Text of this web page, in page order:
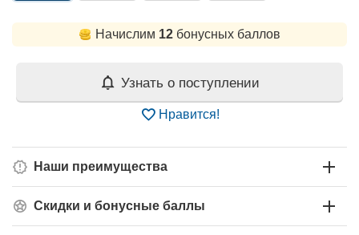
Начислим 12бонусных баллов
Узнать о поступлении
Нравится!
Наши преимущества
Скидки и бонусные баллы